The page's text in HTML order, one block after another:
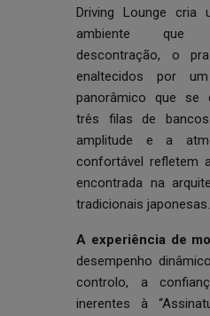
Driving Lounge
ambiente que
descontração, o
enaltecidos por
panorâmico que se
três filas de
amplitude e a
confortável refletem
encontrada na
tradicionais japonesas.
A experiência de
desempenho
controlo, a
inerentes à